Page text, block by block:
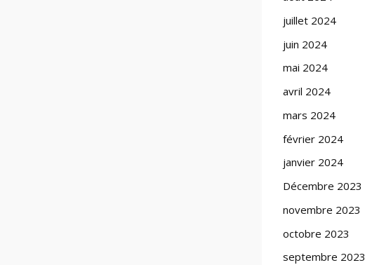
juillet 2024
juin 2024
mai 2024
avril 2024
mars 2024
février 2024
janvier 2024
Décembre 2023
novembre 2023
octobre 2023
septembre 2023